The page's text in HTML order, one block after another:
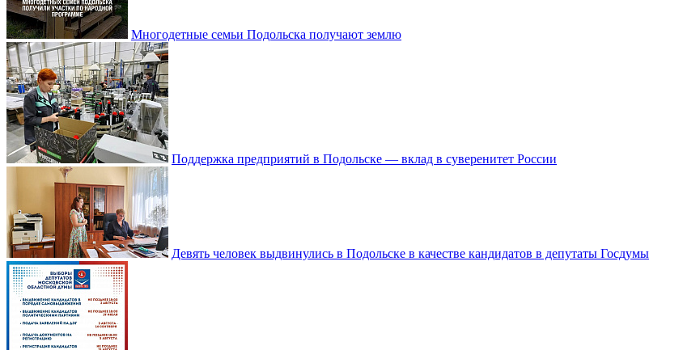
Многодетные семьи Подольска получают землю
Поддержка предприятий в Подольске — вклад в суверенитет России
Девять человек выдвинулись в Подольске в качестве кандидатов в депутаты Госдумы